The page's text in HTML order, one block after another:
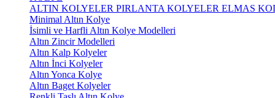
ALTIN KOLYELER PIRLANTA KOLYELER ELMAS
Minimal Altın Kolye
İsimli ve Harfli Altın Kolye Modelleri
Altın Zincir Modelleri
Altın Kalp Kolyeler
Altın İnci Kolyeler
Altın Yonca Kolye
Altın Baget Kolyeler